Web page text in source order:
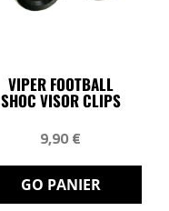
VIPER FOOTBALL
SHOC VISOR CLIPS
9,90 €
GO PANIER